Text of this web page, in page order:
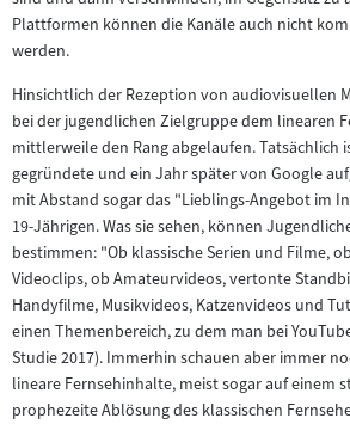
Plattformen können die Kanäle auch nicht
werden.
Hinsichtlich der Rezeption von audiovisuellen
bei der jugendlichen Zielgruppe dem linearen
mittlerweile den Rang abgelaufen. Tatsächlich
gegründete und ein Jahr später von Google
mit Abstand sogar das "Lieblings-Angebot im
19-Jährigen. Was sie sehen, können
bestimmen: "Ob klassische Serien und Filme,
Videoclips, ob Amateurvideos, vertonte
Handyfilme, Musikvideos, Katzenvideos und
einen Themenbereich, zu dem man bei
Studie 2017). Immerhin schauen aber immer
lineare Fernsehinhalte, meist sogar auf einem
prophezeite Ablösung des klassischen